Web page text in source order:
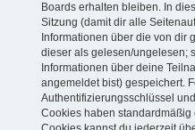
Boards erhalten bleiben. In
Sitzung (damit dir alle
Informationen über die von dir
dieser als gelesen/ungelesen;
Informationen über deine
angemeldet bist) gespeichert.
Authentifizierungsschlüssel
Cookies haben standardmäßig